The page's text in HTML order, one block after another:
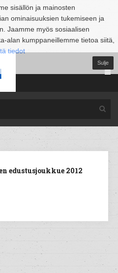
sisällön ja mainosten
ominaisuuksien tukemiseen ja
Jaamme myös sosiaalisen
alan kumppaneillemme tietoa siitä,
tiedot
Sulje
edustusjoukkue 2012